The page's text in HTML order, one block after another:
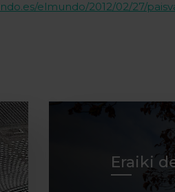
elmundo/2012/02/27/
Eraiki